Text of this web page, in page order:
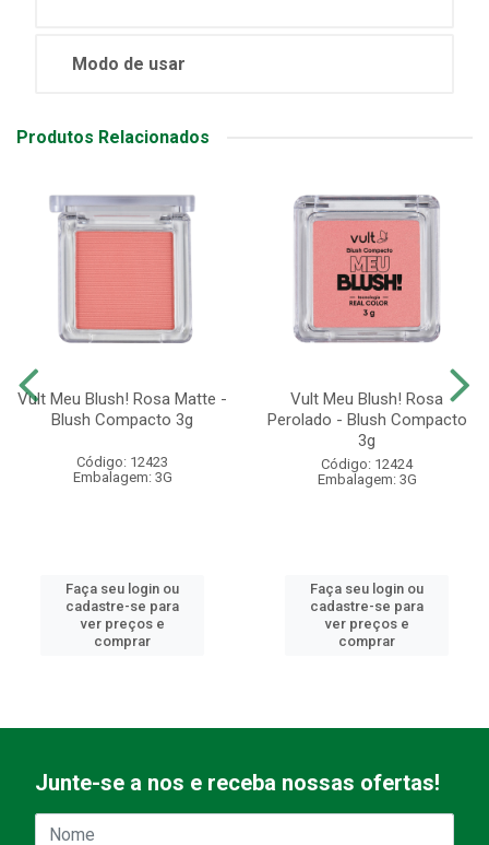
Modo de usar
Produtos Relacionados
Vult Meu Blush! Rosa Matte -
Blush Compacto 3g
Código: 12423
Embalagem: 3G
Faça seu login ou
cadastre-se para
ver preços e
comprar
Vult Meu Blush! Rosa
Perolado - Blush Compacto
3g
Código: 12424
Embalagem: 3G
Faça seu login ou
cadastre-se para
ver preços e
comprar
Junte-se a nos e receba nossas ofertas!